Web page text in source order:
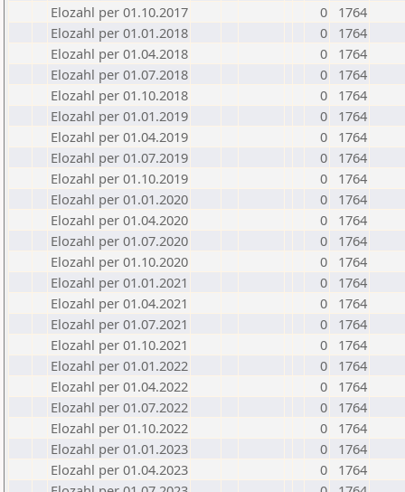
Elozahl per 01.10.2017
0
1764
Elozahl per 01.01.2018
0
1764
Elozahl per 01.04.2018
0
1764
Elozahl per 01.07.2018
0
1764
Elozahl per 01.10.2018
0
1764
Elozahl per 01.01.2019
0
1764
Elozahl per 01.04.2019
0
1764
Elozahl per 01.07.2019
0
1764
Elozahl per 01.10.2019
0
1764
Elozahl per 01.01.2020
0
1764
Elozahl per 01.04.2020
0
1764
Elozahl per 01.07.2020
0
1764
Elozahl per 01.10.2020
0
1764
Elozahl per 01.01.2021
0
1764
Elozahl per 01.04.2021
0
1764
Elozahl per 01.07.2021
0
1764
Elozahl per 01.10.2021
0
1764
Elozahl per 01.01.2022
0
1764
Elozahl per 01.04.2022
0
1764
Elozahl per 01.07.2022
0
1764
Elozahl per 01.10.2022
0
1764
Elozahl per 01.01.2023
0
1764
Elozahl per 01.04.2023
0
1764